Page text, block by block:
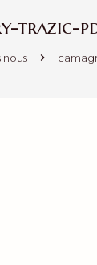
trazic-
nous